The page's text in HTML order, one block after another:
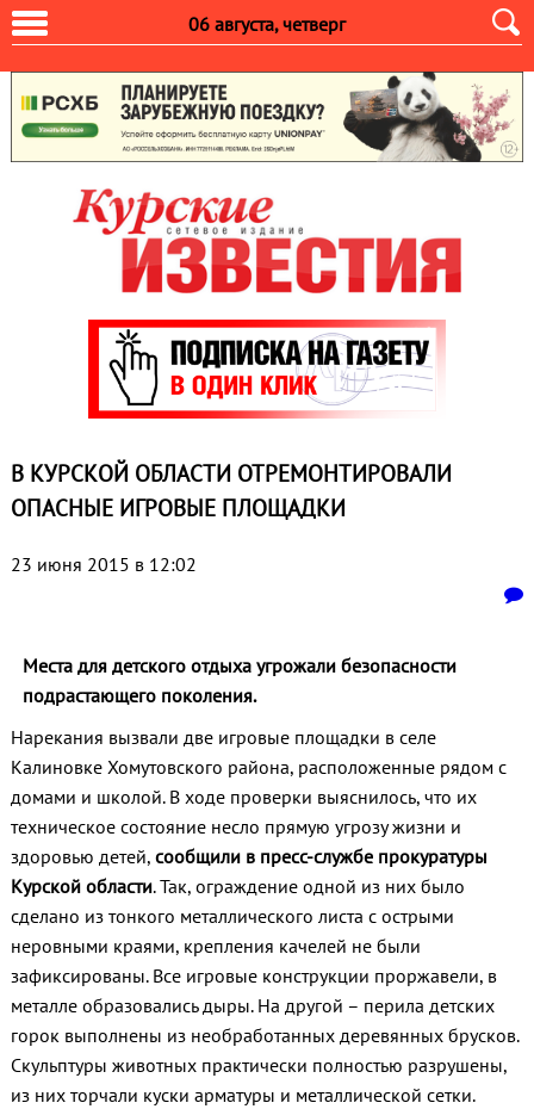
06 августа, четверг
В КУРСКОЙ ОБЛАСТИ ОТРЕМОНТИРОВАЛИ
ОПАСНЫЕ ИГРОВЫЕ ПЛОЩАДКИ
23 июня 2015 в 12:02
Места для детского отдыха угрожали безопасности
подрастающего поколения.
Нарекания вызвали две игровые площадки в селе
Калиновке Хомутовского района, расположенные рядом с
домами и школой. В ходе проверки выяснилось, что их
техническое состояние несло прямую угрозу жизни и
здоровью детей, сообщили в пресс-службе прокуратуры
Курской области. Так, ограждение одной из них было
сделано из тонкого металлического листа с острыми
неровными краями, крепления качелей не были
зафиксированы. Все игровые конструкции проржавели, в
металле образовались дыры. На другой – перила детских
горок выполнены из необработанных деревянных брусков.
Скульптуры животных практически полностью разрушены,
из них торчали куски арматуры и металлической сетки.